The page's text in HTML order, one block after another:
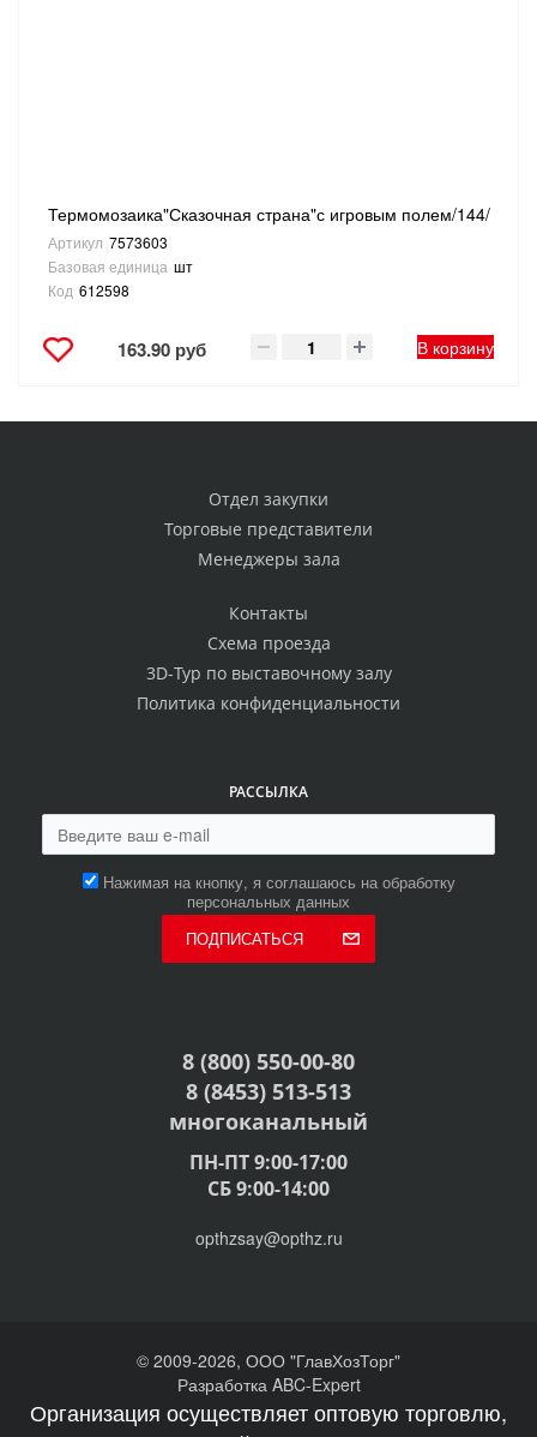
Термомозаика"Сказочная страна"с игровым полем/144/
Артикул 7573603
Базовая единица шт
Код 612598
163.90 руб В корзину
Отдел закупки
Торговые представители
Менеджеры зала
Контакты
Схема проезда
3D-Тур по выставочному залу
Политика конфиденциальности
РАССЫЛКА
Нажимая на кнопку, я соглашаюсь на обработку
персональных данных
ПОДПИСАТЬСЯ
8 (800) 550-00-80
8 (8453) 513-513
многоканальный
ПН-ПТ 9:00-17:00
СБ 9:00-14:00
opthzsay@opthz.ru
© 2009-2026, ООО "ГлавХозТорг"
Разработка ABC-Expert
Организация осуществляет оптовую торговлю,